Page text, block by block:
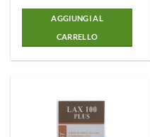
AGGIUNGI AL
CARRELLO